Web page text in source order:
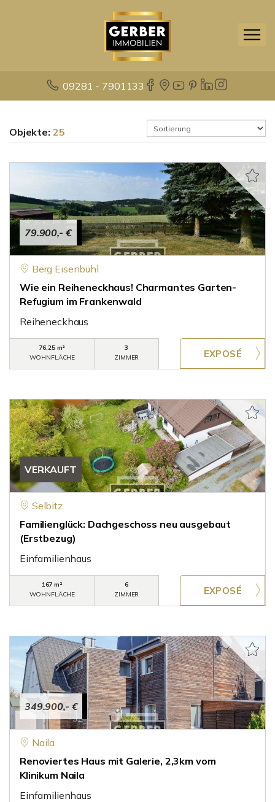
09281 - 7901133
Objekte: 25
79.900,- €
Berg Eisenbühl
Wie ein Reiheneckhaus! Charmantes Garten-
Refugium im Frankenwald
Reiheneckhaus
76,25 m²
WOHNFLÄCHE
3
ZIMMER
VERKAUFT
Selbitz
Familienglück: Dachgeschoss neu ausgebaut
(Erstbezug)
Einfamilienhaus
167 m²
WOHNFLÄCHE
6
ZIMMER
349.900,- €
Naila
Renoviertes Haus mit Galerie, 2,3km vom
Klinikum Naila
Einfamilienhaus